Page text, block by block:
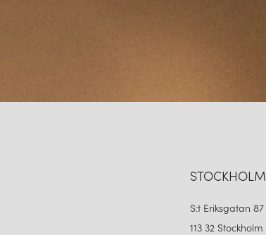
STOCKHOLM
S:t Eriksgatan 87
113 32 Stockholm